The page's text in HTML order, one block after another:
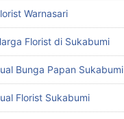
Warnasari
Florist di Sukabumi
Bunga Papan Sukabumi
Florist Sukabumi